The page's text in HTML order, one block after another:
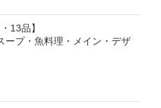
13品】
ープ・魚料理・メイン・デザ